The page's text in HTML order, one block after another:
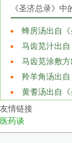
《圣济总录》中
蜂房汤出自
马齿苋汁出
马齿苋涂敷
羚羊角汤出
黄耆汤出自
友情链接
医药谈